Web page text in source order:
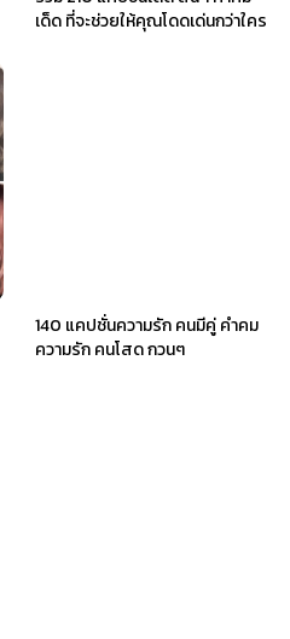
เด็ด ที่จะช่วยให้คุณโดดเด่นกว่าใคร
140 แคปชั่นความรัก คนมีคู่ คำคม
ความรัก คนโสด กวนๆ